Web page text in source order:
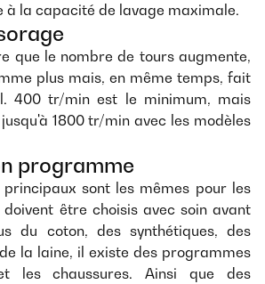
à la capacité de lavage maximale.
que le nombre de tours augmente,
plus mais, en même temps, fait
400 tr/min est le minimum, mais
1800 tr/min avec les modèles
programme
sont les mêmes pour les
être choisis avec soin avant
du coton, des synthétiques, des
la laine, il existe des programmes
les chaussures. Ainsi que des